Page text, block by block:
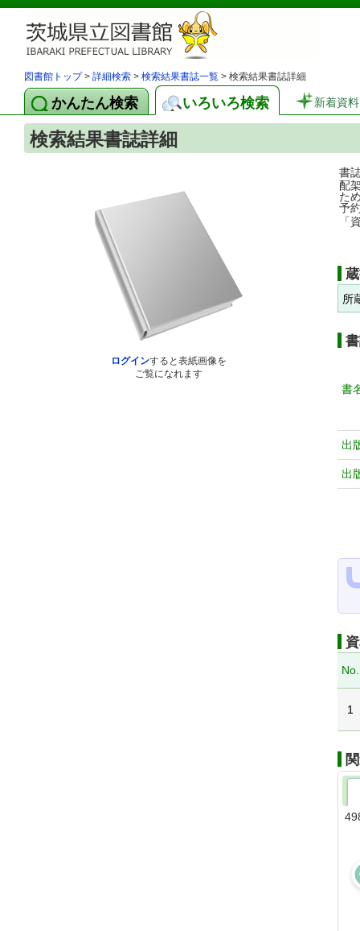
図書館トップ> 詳細検索 > 検索結果書誌一覧 > 検索結果書誌詳細
かんたん検索 いろいろ検索 新着資料
検索結果書誌詳細
ログインすると表紙画像を
ご覧になれます
書
配
た
予
「
所
書
出
出
No.
1